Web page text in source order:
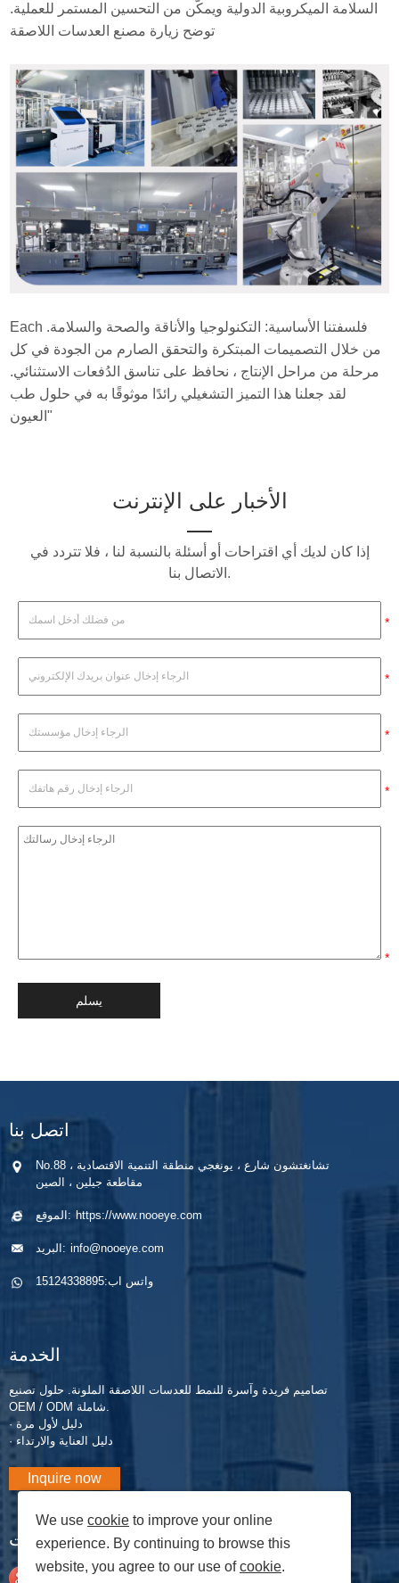
السلامة الميكروبية الدولية ويمكّن من التحسين المستمر للعملية.
توضح زيارة مصنع العدسات اللاصقة
Each فلسفتنا الأساسية: التكنولوجيا والأناقة والصحة والسلامة.
من خلال التصميمات المبتكرة والتحقق الصارم من الجودة في كل
مرحلة من مراحل الإنتاج ، نحافظ على تناسق الدُفعات الاستثنائي.
لقد جعلنا هذا التميز التشغيلي رائدًا موثوقًا به في حلول طب
العيون"
الأخبار على الإنترنت
إذا كان لديك أي اقتراحات أو أسئلة بالنسبة لنا ، فلا تتردد في
الاتصال بنا.
*
*
*
*
*
اتصل بنا
No.88 تشانغتشون شارع ، يونغجي منطقة التنمية الاقتصادية ،
مقاطعة جيلين ، الصين
الموقع: https://www.nooeye.com
البريد: info@nooeye.com
واتس اب:15124338895
الخدمة
تصاميم فريدة وآسرة للنمط للعدسات اللاصقة الملونة. حلول تصنيع
· دليل لأول مرة
· دليل العناية والارتداء
Inquire now
المدونات
We use cookie to improve your online
experience. By continuing to browse this
website, you agree to our use ofcookie.